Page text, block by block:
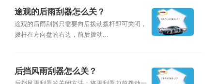
途观的后雨刮器怎么关？
途观的后雨刮器只需要向后拨动拨杆即可关闭，
拨杆在方向盘的右边，前后拨动...
后挡风雨刮器怎么关？